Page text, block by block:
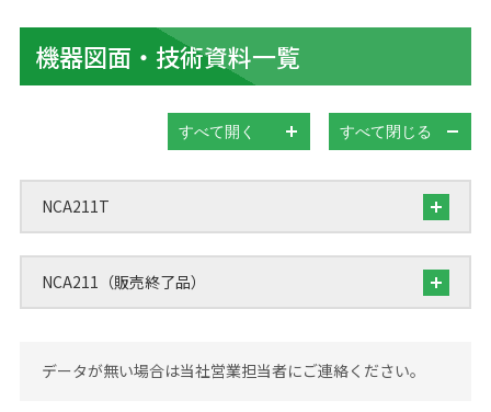
機器図面・技術資料一覧
すべて開く すべて閉じる
NCA211T
NCA211（販売終了品）
データが無い場合は当社営業担当者にご連絡ください。